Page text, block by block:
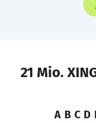
21 Mio.
A B C D